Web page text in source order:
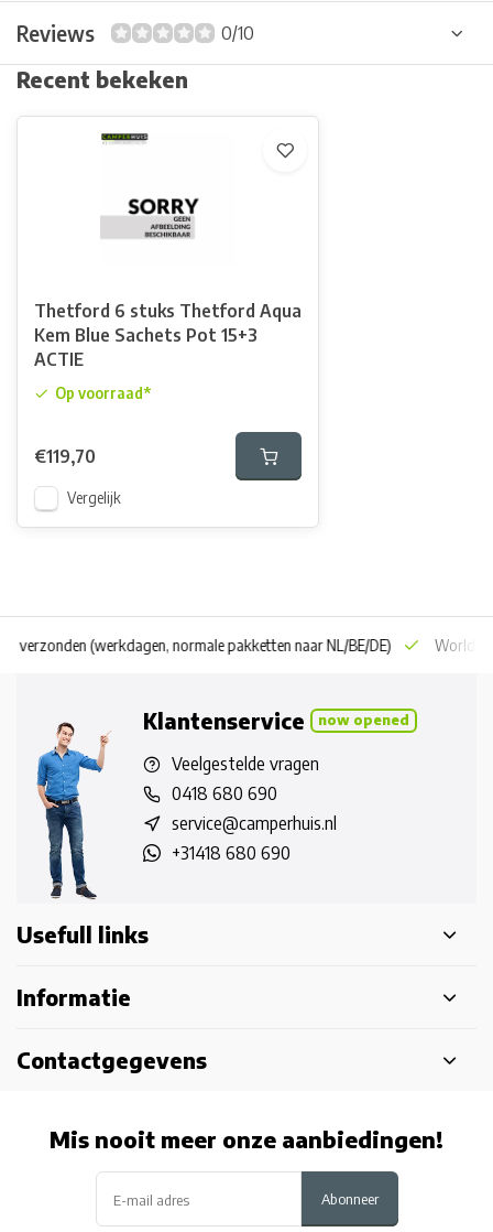
Reviews 0/10
Recent bekeken
Thetford 6 stuks Thetford Aqua
Kem Blue Sachets Pot 15+3
ACTIE
Op voorraad*
€119,70
Vergelijk
verzonden (werkdagen, normale pakketten naar NL/BE/DE) World
Klantenservice now opened
Veelgestelde vragen
0418 680 690
service@camperhuis.nl
+31418 680 690
Usefull links
Informatie
Contactgegevens
Mis nooit meer onze aanbiedingen!
Abonneer